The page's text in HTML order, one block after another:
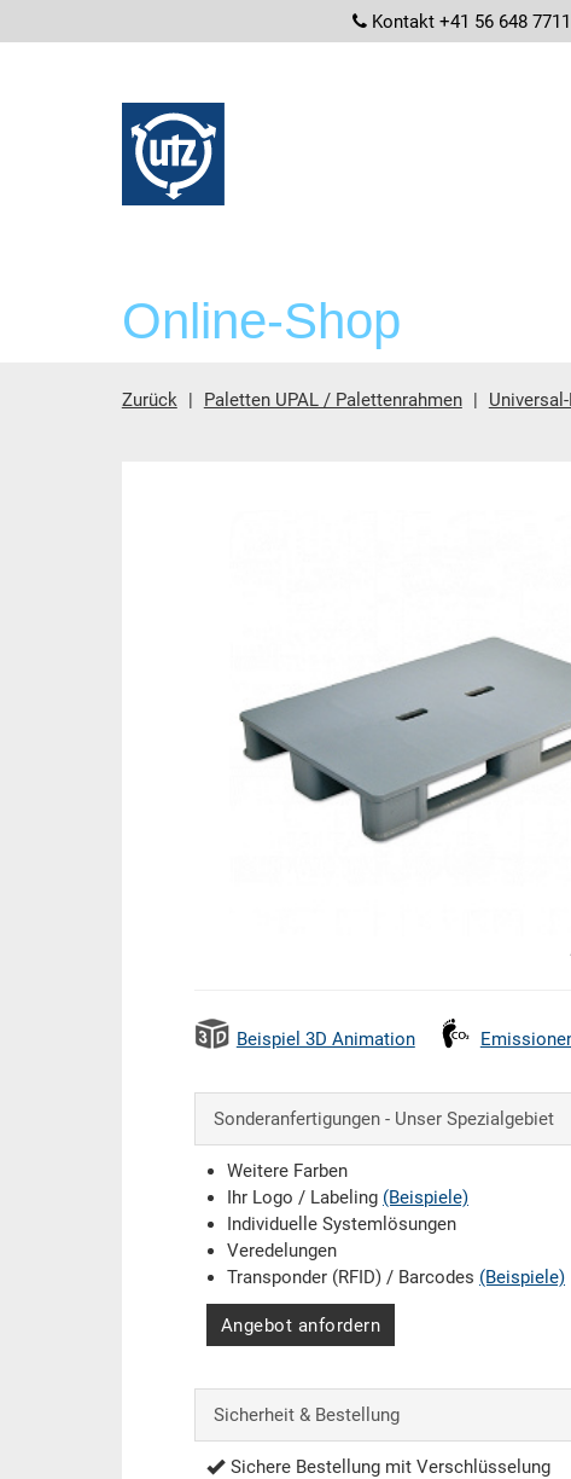
Kontakt +41 56 648 7711
Online-Shop
Zurück Paletten UPAL / Palettenrahmen
Beispiel 3D Animation
Sonderanfertigungen - Unser Spezialgebiet
Weitere Farben
Ihr Logo / Labeling (Beispiele)
Individuelle Systemlösungen
Veredelungen
Transponder (RFID) / Barcodes (Beispiele)
Angebot anfordern
Sicherheit & Bestellung
Sichere Bestellung mit Verschlüsselung